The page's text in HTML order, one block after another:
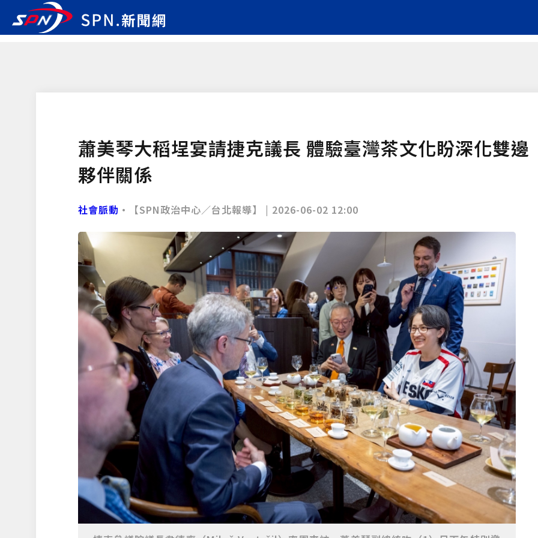
蕭美琴大稻埕宴請捷克議長 體驗臺灣茶文化盼深化雙邊
夥伴關係
社會脈動 •【SPN政治中心／台北報導】 | 2026-06-02 12:00